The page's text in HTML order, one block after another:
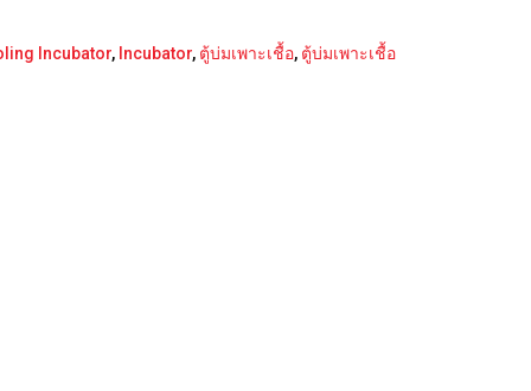
Incubator, Incubator, ตู้บ่มเพาะเชื้อ, ตู้บ่มเพาะเชื้อ